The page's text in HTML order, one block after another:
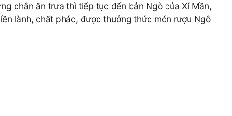
chân ăn trưa thì tiếp tục đến bản Ngò của Xí Mần,
lành, chất phác, được thưởng thức món rượu Ngô